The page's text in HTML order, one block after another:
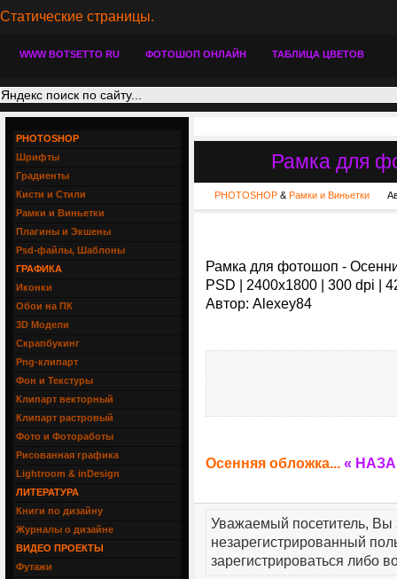
Статические страницы.
WWW BOTSETTO RU ФОТОШОП ОНЛАЙН ТАБЛИЦА ЦВЕТОВ
Рамка для
PHOTOSHOP & Рамки и Виньетки
Рамка для фотошоп -
PSD | 2400x1800 | 300 dpi |
Автор: Alexey84
Осенняя обложка... «
Уважаемый посетитель, Вы
незарегистрированный
зарегистрироваться либо
PHOTOSHOP
Шрифты
Градиенты
Кисти и Стили
Рамки и Виньетки
Плагины и Экшены
Psd-файлы, Шаблоны
ГРАФИКА
Иконки
Обои на ПК
3D Модели
Скрапбукинг
Png-клипарт
Фон и Текстуры
Клипарт векторный
Клипарт растровый
Фото и Фотоработы
Рисованная графика
Lightroom & inDesign
ЛИТЕРАТУРА
Книги по дизайну
Журналы о дизайне
ВИДЕО ПРОЕКТЫ
Футажи